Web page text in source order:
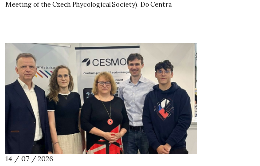
Meeting of the Czech Phycological Society). Do Centra
14 / 07 / 2026